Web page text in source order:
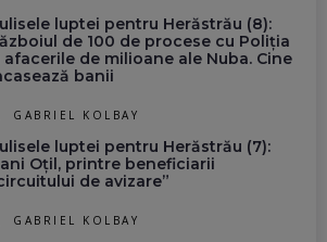
luptei pentru Herăstrău (8):
de 100 de procese cu Poliția
afacerile de milioane ale Nuba. Cine
banii
GABRIEL KOLBAY
luptei pentru Herăstrău (7):
Oțil, printre beneficiarii
de avizare”
GABRIEL KOLBAY